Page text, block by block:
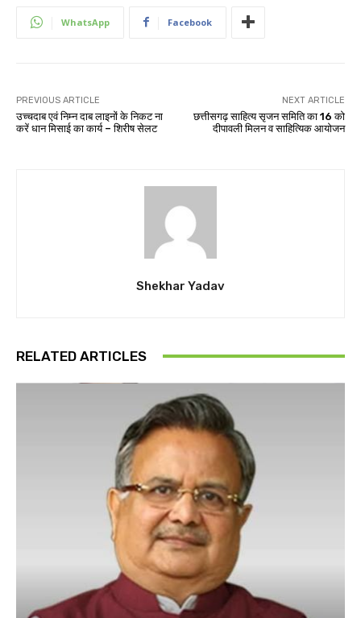
WhatsApp Facebook
PREVIOUS ARTICLE
उच्चदाब एवं निम्न दाब लाइनों के निकट ना
करें धान मिसाई का कार्य – शिरीष सेलट
NEXT ARTICLE
छत्तीसगढ़ साहित्य सृजन समिति का 16 को
दीपावली मिलन व साहित्यिक आयोजन
Shekhar Yadav
RELATED ARTICLES